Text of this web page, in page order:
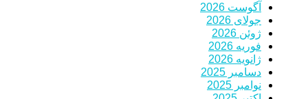
آگوست 2026
جولای 2026
ژوئن 2026
فوریه 2026
ژانویه 2026
دسامبر 2025
نوامبر 2025